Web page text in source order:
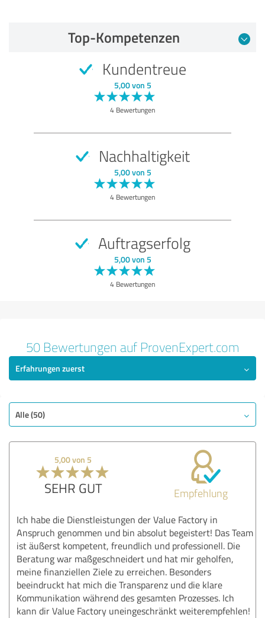
Empfehlung
Top-Kompetenzen
Kundentreue
5,00 von 5
4 Bewertungen
Nachhaltigkeit
5,00 von 5
4 Bewertungen
Auftragserfolg
5,00 von 5
4 Bewertungen
50 Bewertungen auf ProvenExpert.com
Erfahrungen zuerst
Alle (50)
5,00 von 5
SEHR GUT Empfehlung
Ich habe die Dienstleistungen der Value Factory in
Anspruch genommen und bin absolut begeistert! Das Team
ist äußerst kompetent, freundlich und professionell. Die
Beratung war maßgeschneidert und hat mir geholfen,
meine finanziellen Ziele zu erreichen. Besonders
beeindruckt hat mich die Transparenz und die klare
Kommunikation während des gesamten Prozesses. Ich
kann dir Value Factory uneingeschränkt weiterempfehlen!